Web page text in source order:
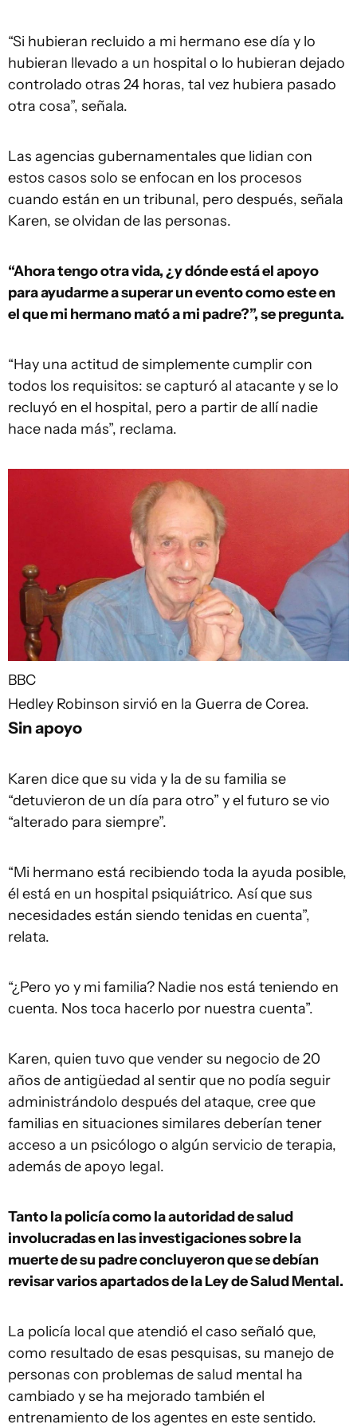
“Si hubieran recluido a mi hermano ese día y lo
hubieran llevado a un hospital o lo hubieran dejado
controlado otras 24 horas, tal vez hubiera pasado
otra cosa”, señala.
Las agencias gubernamentales que lidian con
estos casos solo se enfocan en los procesos
cuando están en un tribunal, pero después, señala
Karen, se olvidan de las personas.
“Ahora tengo otra vida, ¿y dónde está el apoyo
para ayudarme a superar un evento como este en
el que mi hermano mató a mi padre?”, se pregunta.
“Hay una actitud de simplemente cumplir con
todos los requisitos: se capturó al atacante y se lo
recluyó en el hospital, pero a partir de allí nadie
hace nada más”, reclama.
BBC
Hedley Robinson sirvió en la Guerra de Corea.
Sin apoyo
Karen dice que su vida y la de su familia se
“detuvieron de un día para otro” y el futuro se vio
“alterado para siempre”.
“Mi hermano está recibiendo toda la ayuda posible,
él está en un hospital psiquiátrico. Así que sus
necesidades están siendo tenidas en cuenta”,
relata.
“¿Pero yo y mi familia? Nadie nos está teniendo en
cuenta. Nos toca hacerlo por nuestra cuenta”.
Karen, quien tuvo que vender su negocio de 20
años de antigüedad al sentir que no podía seguir
administrándolo después del ataque, cree que
familias en situaciones similares deberían tener
acceso a un psicólogo o algún servicio de terapia,
además de apoyo legal.
Tanto la policía como la autoridad de salud
involucradas en las investigaciones sobre la
muerte de su padre concluyeron que se debían
revisar varios apartados de la Ley de Salud Mental.
La policía local que atendió el caso señaló que,
como resultado de esas pesquisas, su manejo de
personas con problemas de salud mental ha
cambiado y se ha mejorado también el
entrenamiento de los agentes en este sentido.